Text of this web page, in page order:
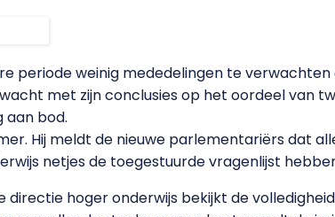
periode weinig mededelingen te
met zijn conclusies op het oordeel van
aan bod.
Hij meldt de nieuwe parlementariërs dat
netjes de toegestuurde vragenlijst
hoger onderwijs bekijkt de